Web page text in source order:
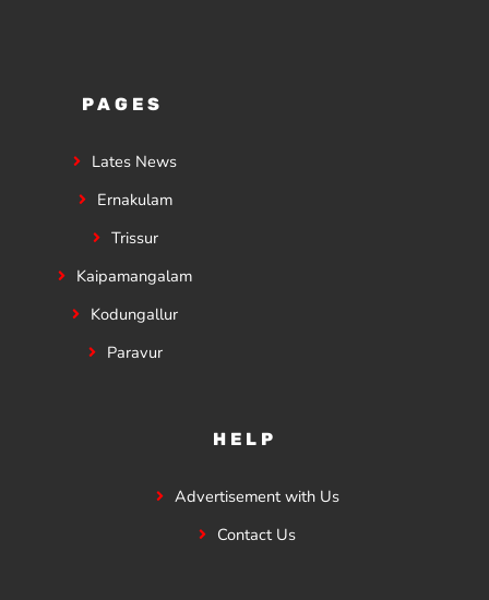
PAGES
Lates News
Ernakulam
Trissur
Kaipamangalam
Kodungallur
Paravur
HELP
Advertisement with Us
Contact Us